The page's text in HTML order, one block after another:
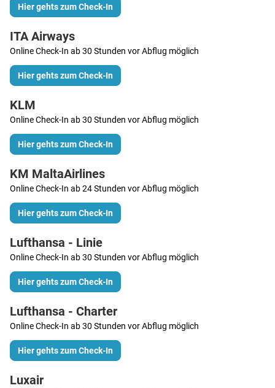
Hier gehts zum Check-In
ITA Airways
Online Check-In ab 30 Stunden vor Abflug möglich
Hier gehts zum Check-In
KLM
Online Check-In ab 30 Stunden vor Abflug möglich
Hier gehts zum Check-In
KM MaltaAirlines
Online Check-In ab 24 Stunden vor Abflug möglich
Hier gehts zum Check-In
Lufthansa - Linie
Online Check-In ab 30 Stunden vor Abflug möglich
Hier gehts zum Check-In
Lufthansa - Charter
Online Check-In ab 30 Stunden vor Abflug möglich
Hier gehts zum Check-In
Luxair